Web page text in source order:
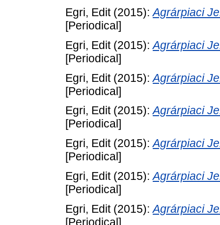
Egri, Edit(2015):Agrárpiaci
[Periodical]
Egri, Edit(2015):Agrárpiaci
[Periodical]
Egri, Edit(2015):Agrárpiaci
[Periodical]
Egri, Edit(2015):Agrárpiaci
[Periodical]
Egri, Edit(2015):Agrárpiaci
[Periodical]
Egri, Edit(2015):Agrárpiaci
[Periodical]
Egri, Edit(2015):Agrárpiaci
[Periodical]